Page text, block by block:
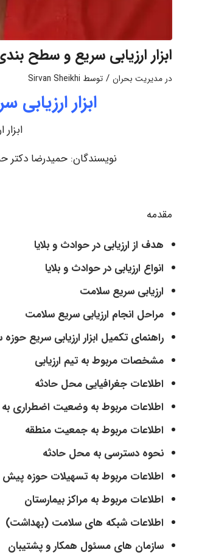
ابزار ارزیابی سریع و سطح
در مدیریت بحران / توسط Sirvan Sheikhi
ابزار
نویسندگان: حمیدرضا دکتر
مقدمه
هدف از ارزیابی در حوادث و بلایا
انواع ارزیابی در حوادث و بلایا
ارزیابی سریع سلامت
مراحل انجام ارزیابی سریع سلامت
راهنمای تکمیل ابزار ارزیابی سریع
مشخصات مربوط به تیم ارزیابی
اطلاعات جغرافیایی محل حادثه
اطلاعات مربوط به وضعیت اضطراری
اطلاعات مربوط به جمعیت منطقه
نحوه دسترسی به محل حادثه
اطلاعات مربوط به تسهیلات حوزه پیش
اطلاعات مربوط به مراکز بیمارستان
اطلاعات شبکه های سلامت (بهداشت)
سازمان های مسئول همکار و پشتیبان